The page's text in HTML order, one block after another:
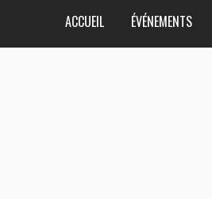
ACCUEIL ÉVÉNEMENTS